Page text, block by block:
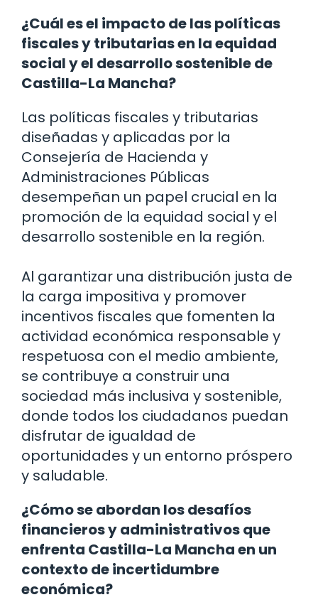
¿Cuál es el impacto de las políticas
fiscales y tributarias en la equidad
social y el desarrollo sostenible de
Castilla-La Mancha?
Las políticas fiscales y tributarias
diseñadas y aplicadas por la
Consejería de Hacienda y
Administraciones Públicas
desempeñan un papel crucial en la
promoción de la equidad social y el
desarrollo sostenible en la región.
Al garantizar una distribución justa de
la carga impositiva y promover
incentivos fiscales que fomenten la
actividad económica responsable y
respetuosa con el medio ambiente,
se contribuye a construir una
sociedad más inclusiva y sostenible,
donde todos los ciudadanos puedan
disfrutar de igualdad de
oportunidades y un entorno próspero
y saludable.
¿Cómo se abordan los desafíos
financieros y administrativos que
enfrenta Castilla-La Mancha en un
contexto de incertidumbre
económica?